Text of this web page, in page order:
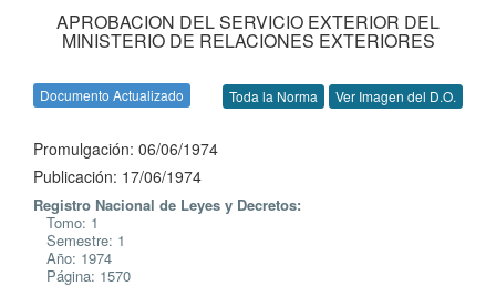
APROBACION DEL SERVICIO EXTERIOR DEL
MINISTERIO DE RELACIONES EXTERIORES
Documento Actualizado Toda la Norma Ver Imagen del D.O.
Promulgación: 06/06/1974
Publicación: 17/06/1974
Registro Nacional de Leyes y Decretos:
Tomo: 1
Semestre: 1
Año: 1974
Página: 1570